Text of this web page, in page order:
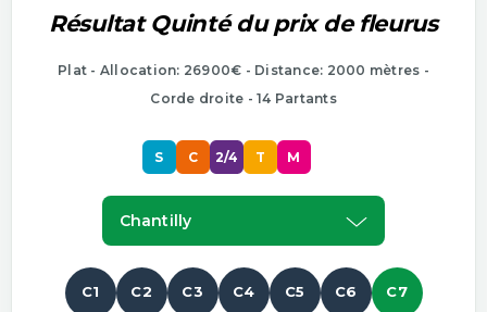
Résultat Quinté du prix de fleurus
Plat - Allocation: 26900€ - Distance: 2000 mètres -
Corde droite - 14 Partants
S C 2/4 T M
Chantilly
C1 C2 C3 C4 C5 C6 C7